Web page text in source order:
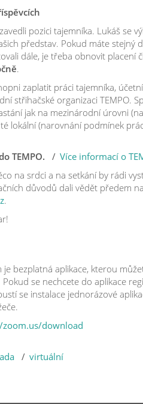
pozici tajemníka. Lukáš se
představ. Pokud máte stejný
dále, je třeba obnovit placení
.
zaplatit práci tajemníka,
střihačské organizaci TEMPO.
jak na mezinárodní úrovni
lokální (narovnání podmínek
TEMPO.
Více informací o
na srdci a na setkání by rádi
důvodů dali vědět předem na
.
je bezplatná aplikace, kterou
se nechcete do aplikace
se instalace jednorázové
download
virtuální